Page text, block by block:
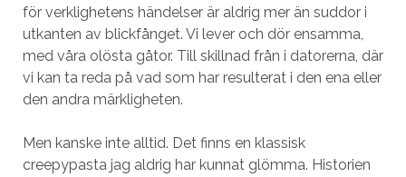
för verklighetens händelser är aldrig mer än suddor i
utkanten av blickfånget. Vi lever och dör ensamma,
med våra olösta gåtor. Till skillnad från i datorerna, där
vi kan ta reda på vad som har resulterat i den ena eller
den andra märkligheten.
Men kanske inte alltid. Det finns en klassisk
creepypasta jag aldrig har kunnat glömma. Historien